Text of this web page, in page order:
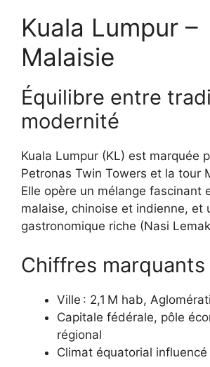
Kuala Lumpur –
Malaisie
Équilibre entre
modernité
Kuala Lumpur (KL) est marquée
Petronas Twin Towers et la tour
Elle opère un mélange fascinant
malaise, chinoise et indienne, et
gastronomique riche (Nasi
Chiffres marquants
Ville : 2,1 M hab,
Capitale fédérale, pôle
régional
Climat équatorial influencé